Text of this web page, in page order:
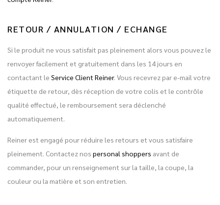
RETOUR / ANNULATION / ECHANGE
Si le produit ne vous satisfait pas pleinement alors vous pouvez le
renvoyer facilement et gratuitement dans les 14 jours en
contactant le Service Client Reiner. Vous recevrez par e-mail votre
étiquette de retour, dès réception de votre colis et le contrôle
qualité effectué, le remboursement sera déclenché
automatiquement.
Reiner est engagé pour réduire les retours et vous satisfaire
pleinement. Contactez nos personal shoppers avant de
commander, pour un renseignement sur la taille, la coupe, la
couleur ou la matière et son entretien.